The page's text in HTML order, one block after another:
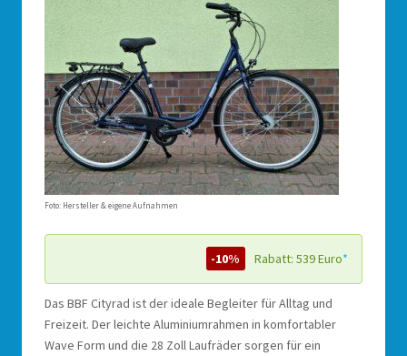
Foto: Hersteller & eigene Aufnahmen
-10% Rabatt: 539 Euro*
Das BBF Cityrad ist der ideale Begleiter für Alltag und
Freizeit. Der leichte Aluminiumrahmen in komfortabler
Wave Form und die 28 Zoll Laufräder sorgen für ein